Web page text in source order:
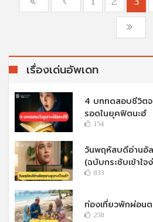
เรื่องเด่นอัพเดท
4 บททดสอบชีวิตจ
รอดในยุคฟิตนะฮ์
154
วันพฤหัสบดีอ่านอัล
(ฉบับกระชับเข้าใจ
833
ท่องเที่ยวพักผ่อน
258